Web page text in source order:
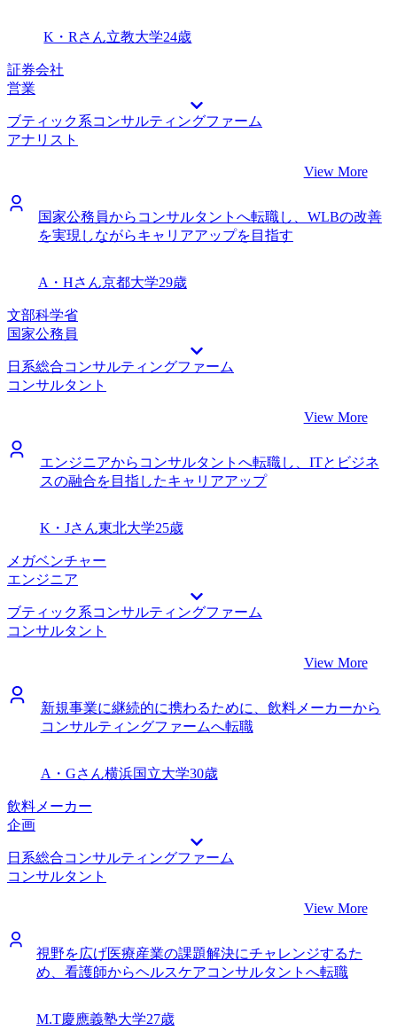
た。2社ほどWebテストが原因で選考通過が叶わない結果に
なってしまったのでもったいなかったなと思っています。
今後は様々なクライアントの人事制度改革に携わりたいと考
えています。将来的には事業会社のCHROになることを目指
し、知識と経験を身につけていきたいです。
K・Rさん立教大学24歳
証券会社
営業
ブティック系コンサルティングファーム
アナリスト
View More
国家公務員からコンサルタントへ転職し、WLBの改善
を実現しながらキャリアアップを目指す
A・Hさん京都大学29歳
文部科学省
国家公務員
日系総合コンサルティングファーム
コンサルタント
View More
エンジニアからコンサルタントへ転職し、ITとビジネ
スの融合を目指したキャリアアップ
K・Jさん東北大学25歳
メガベンチャー
エンジニア
ブティック系コンサルティングファーム
コンサルタント
View More
新規事業に継続的に携わるために、飲料メーカーから
コンサルティングファームへ転職
A・Gさん横浜国立大学30歳
飲料メーカー
企画
日系総合コンサルティングファーム
コンサルタント
View More
視野を広げ医療産業の課題解決にチャレンジするた
め、看護師からヘルスケアコンサルタントへ転職
M.T慶應義塾大学27歳